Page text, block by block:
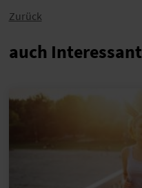
Zurück
auch Interessant